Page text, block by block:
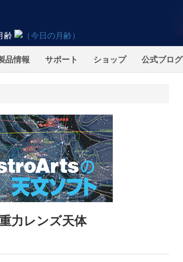
齢
品情報 サポート ショップ 公式ブログ
力レンズ天体